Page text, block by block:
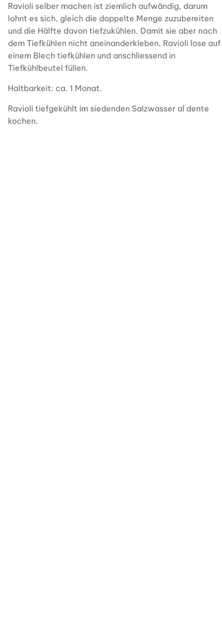
Ravioli selber machen ist ziemlich aufwändig, darum
lohnt es sich, gleich die doppelte Menge zuzubereiten
und die Hälfte davon tiefzukühlen. Damit sie aber nach
dem Tiefkühlen nicht aneinanderkleben, Ravioli lose auf
einem Blech tiefkühlen und anschliessend in
Tiefkühlbeutel füllen.
Haltbarkeit: ca. 1 Monat.
Ravioli tiefgekühlt im siedenden Salzwasser al dente
kochen.